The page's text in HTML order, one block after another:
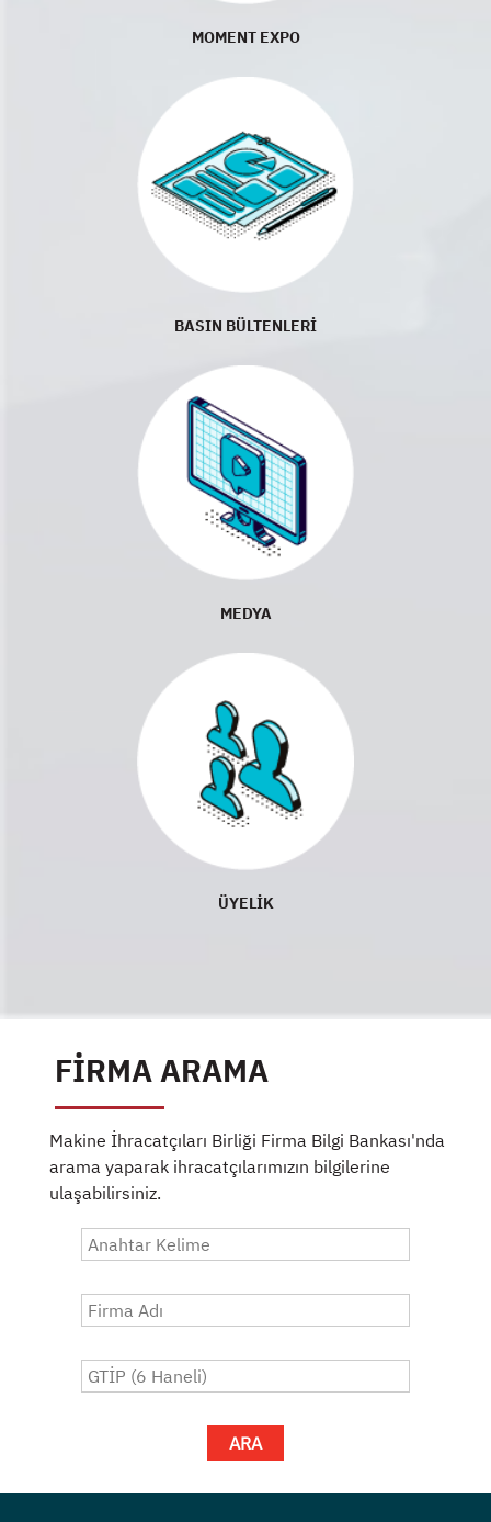
MOMENT EXPO
BASIN BÜLTENLERİ
MEDYA
ÜYELİK
FİRMA ARAMA
Makine İhracatçıları Birliği Firma Bilgi Bankası'nda
arama yaparak ihracatçılarımızın bilgilerine
ulaşabilirsiniz.
ARA